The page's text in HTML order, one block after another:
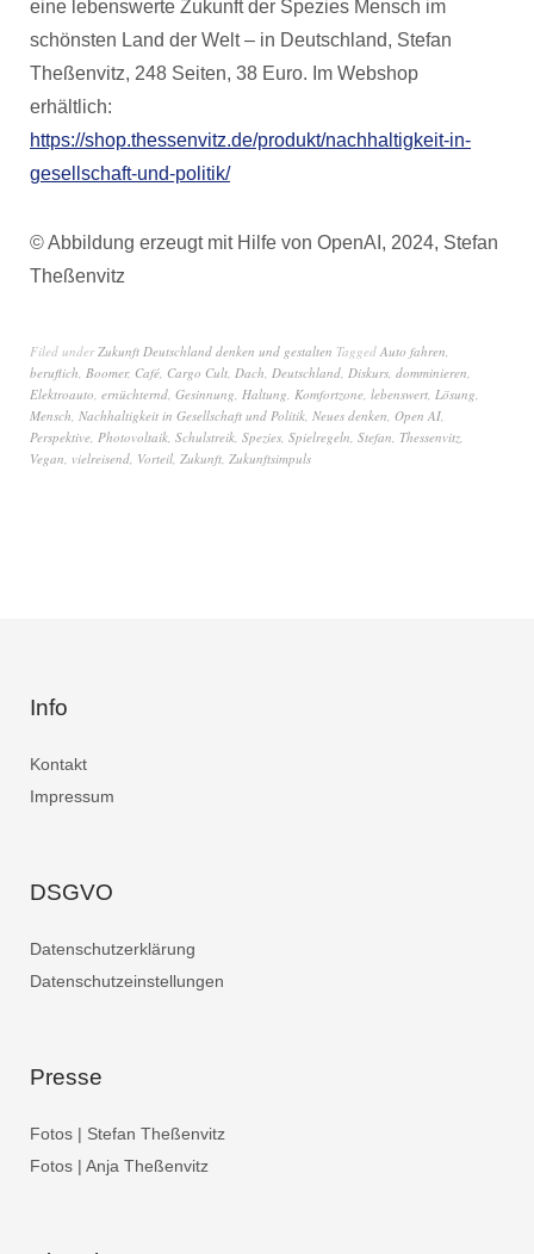
eine lebenswerte Zukunft der Spezies Mensch im
schönsten Land der Welt – in Deutschland, Stefan
Theßenvitz, 248 Seiten, 38 Euro. Im Webshop
erhältlich:
https://shop.thessenvitz.de/produkt/nachhaltigkeit-in-
gesellschaft-und-politik/
© Abbildung erzeugt mit Hilfe von OpenAI, 2024, Stefan
Theßenvitz
Filed underZukunft Deutschland denken und gestalten Tagged Auto fahren,
beruflich, Boomer, Café, Cargo Cult, Dach, Deutschland, Diskurs, domminieren,
Elektroauto, ernüchternd, Gesinnung, Haltung, Komfortzone, lebenswert, Lösung,
Mensch, Nachhaltigkeit in Gesellschaft und Politik, Neues denken, Open AI,
Perspektive, Photovoltaik, Schulstreik, Spezies, Spielregeln, Stefan, Thessenvitz,
Vegan, vielreisend, Vorteil, Zukunft, Zukunftsimpuls
Info
Kontakt
Impressum
DSGVO
Datenschutzerklärung
Datenschutzeinstellungen
Presse
Fotos | Stefan Theßenvitz
Fotos | Anja Theßenvitz